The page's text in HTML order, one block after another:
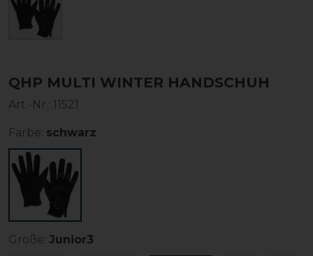
QHP MULTI WINTER HANDSCHUH
Art.-Nr.: 11521
Farbe: schwarz
Größe: Junior3